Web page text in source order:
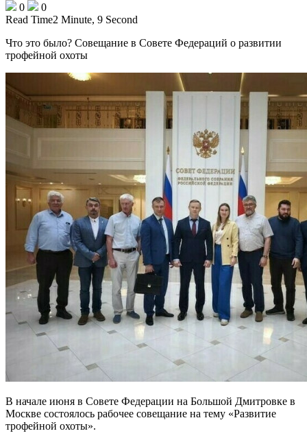
0
0
Read Time2 Minute, 9 Second
Что это было? Совещание в Совете Федераций о развитии
трофейной охоты
В начале июня в Совете Федерации на Большой Дмитровке в
Москве состоялось рабочее совещание на тему «Развитие
трофейной охоты».